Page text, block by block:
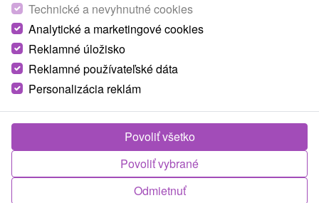
Turistický región
Západné Slovensko, Trnavský kraj, Považie, Malé Karpaty,
Považský Inovec, Sĺňava
Našli ste chybu alebo nám chcete odporučiť novú atrakciu
Technické a nevyhnutné cookies
Analytické a marketingové cookies
Reklamné úložisko
Reklamné používateľské dáta
Personalizácia reklám
Odmietnuť
Povoliť vybrané
Povoliť všetko